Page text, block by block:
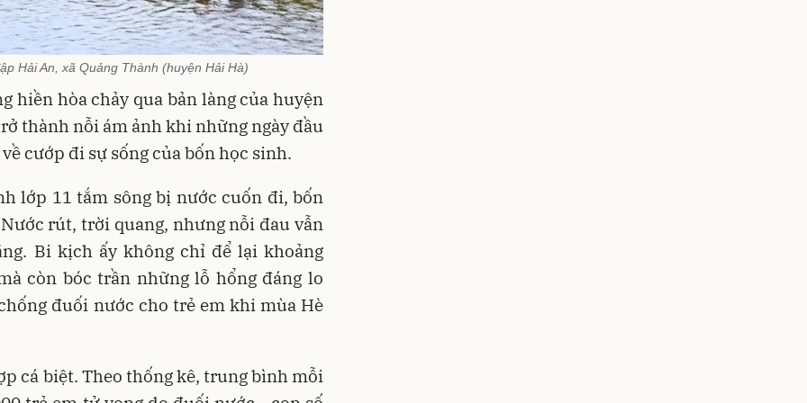
Hải An, xã Quảng Thành (huyện Hải Hà)
hiền hòa chảy qua bản làng của huyện
thành nỗi ám ảnh khi những ngày đầu
cướp đi sự sống của bốn học sinh.
lớp 11 tắm sông bị nước cuốn đi, bốn
rút, trời quang, nhưng nỗi đau vẫn
Bi kịch ấy không chỉ để lại khoảng
còn bóc trần những lỗ hổng đáng lo
đuối nước cho trẻ em khi mùa Hè
cá biệt. Theo thống kê, trung bình mỗi